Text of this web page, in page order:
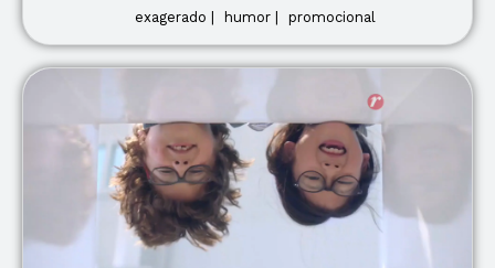
exagerado | humor | promocional